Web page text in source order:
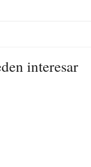
interesar